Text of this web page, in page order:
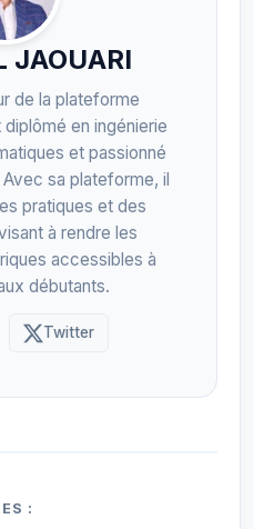
JAOUARI
de la plateforme
en ingénierie
et passionné
sa plateforme, il
pratiques et des
à rendre les
accessibles à
débutants.
Twitter
: